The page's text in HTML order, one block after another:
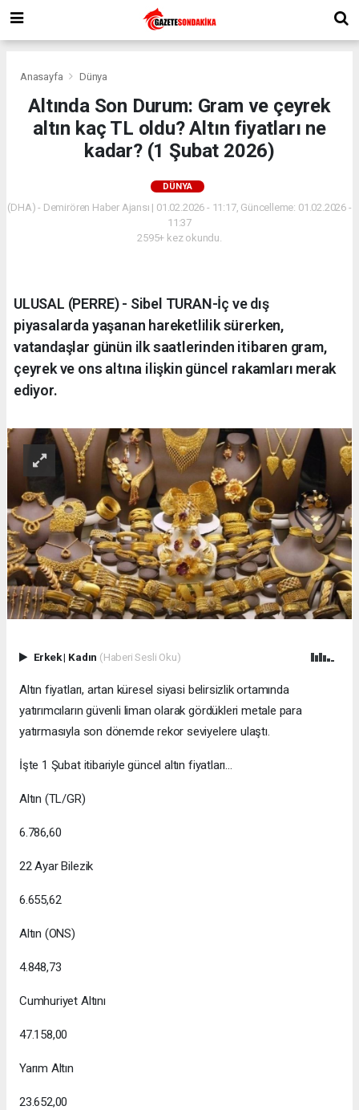
Anasayfa Dünya
Altında Son Durum: Gram ve çeyrek
altın kaç TL oldu? Altın fiyatları ne
kadar? (1 Şubat 2026)
DÜNYA
(DHA) - Demirören Haber Ajansı | 01.02.2026 - 11:17, Güncelleme: 01.02.2026 -
11:37
2595+ kez okundu.
ULUSAL (PERRE) - Sibel TURAN-İç ve dış
piyasalarda yaşanan hareketlilik sürerken,
vatandaşlar günün ilk saatlerinden itibaren gram,
çeyrek ve ons altına ilişkin güncel rakamları merak
ediyor.
Erkek| Kadın (Haberi Sesli Oku)
Altın fiyatları, artan küresel siyasi belirsizlik ortamında
yatırımcıların güvenli liman olarak gördükleri metale para
yatırmasıyla son dönemde rekor seviyelere ulaştı.
İşte 1 Şubat itibariyle güncel altın fiyatları...
Altın (TL/GR)
6.786,60
22 Ayar Bilezik
6.655,62
Altın (ONS)
4.848,73
Cumhuriyet Altını
47.158,00
Yarım Altın
23.652,00